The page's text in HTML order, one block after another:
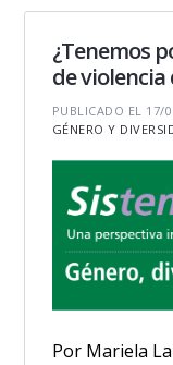
¿Tenemos
de violencia
PUBLICADO EL 17/
GÉNERO Y
Por Mariela